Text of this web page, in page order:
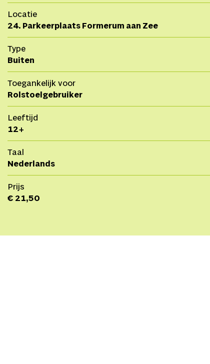
Locatie
24. Parkeerplaats Formerum aan Zee
Type
Buiten
Toegankelijk voor
Rolstoelgebruiker
Leeftijd
12+
Taal
Nederlands
Prijs
€ 21,50